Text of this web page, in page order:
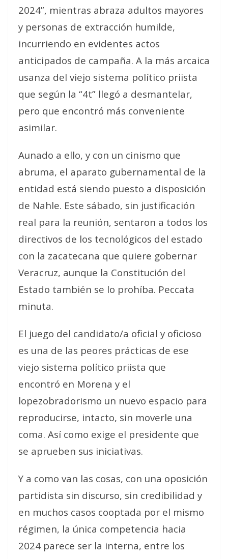
2024”, mientras abraza adultos mayores
y personas de extracción humilde,
incurriendo en evidentes actos
anticipados de campaña. A la más arcaica
usanza del viejo sistema político priista
que según la “4t” llegó a desmantelar,
pero que encontró más conveniente
asimilar.
Aunado a ello, y con un cinismo que
abruma, el aparato gubernamental de la
entidad está siendo puesto a disposición
de Nahle. Este sábado, sin justificación
real para la reunión, sentaron a todos los
directivos de los tecnológicos del estado
con la zacatecana que quiere gobernar
Veracruz, aunque la Constitución del
Estado también se lo prohíba. Peccata
minuta.
El juego del candidato/a oficial y oficioso
es una de las peores prácticas de ese
viejo sistema político priista que
encontró en Morena y el
lopezobradorismo un nuevo espacio para
reproducirse, intacto, sin moverle una
coma. Así como exige el presidente que
se aprueben sus iniciativas.
Y a como van las cosas, con una oposición
partidista sin discurso, sin credibilidad y
en muchos casos cooptada por el mismo
régimen, la única competencia hacia
2024 parece ser la interna, entre los